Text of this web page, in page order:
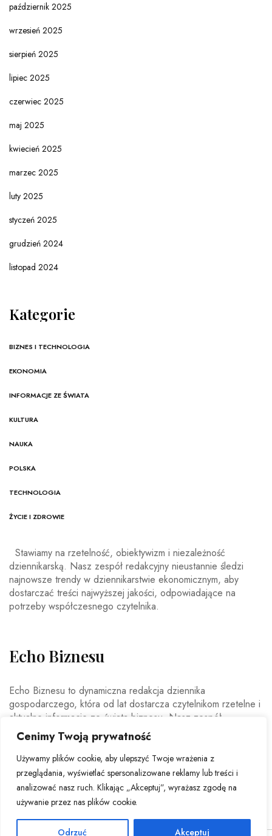
Cenimy Twoją prywatność
Używamy plików cookie, aby ulepszyć Twoje wrażenia z
przeglądania, wyświetlać spersonalizowane reklamy lub treści i
analizować nasz ruch. Klikając „Akceptuj”, wyrażasz zgodę na
używanie przez nas plików cookie.
Odrzuć Akceptuj
październik 2025
wrzesień 2025
sierpień 2025
lipiec 2025
czerwiec 2025
maj 2025
kwiecień 2025
marzec 2025
luty 2025
styczeń 2025
grudzień 2024
listopad 2024
Kategorie
BIZNES I TECHNOLOGIA
EKONOMIA
INFORMACJE ZE ŚWIATA
KULTURA
NAUKA
POLSKA
TECHNOLOGIA
ŻYCIE I ZDROWIE
Stawiamy na rzetelność, obiektywizm i niezależność
dziennikarską. Nasz zespół redakcyjny nieustannie śledzi
najnowsze trendy w dziennikarstwie ekonomicznym, aby
dostarczać treści najwyższej jakości, odpowiadające na
potrzeby współczesnego czytelnika.
Echo Biznesu
Echo Biznesu to dynamiczna redakcja dziennika
gospodarczego, która od lat dostarcza czytelnikom rzetelne i
aktualne informacje ze świata biznesu. Nasz zespół
doświadczonych dziennikarzy i ekspertów ekonomicznych
codziennie analizuje najważniejsze wydarzenia rynkowe,
trendy gospodarcze oraz decyzje mające wpływ na polską i
światową ekonomię.